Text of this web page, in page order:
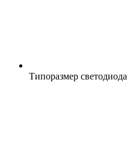
Типоразмер светодиода